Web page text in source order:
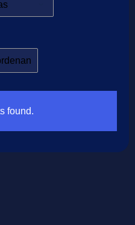
found.